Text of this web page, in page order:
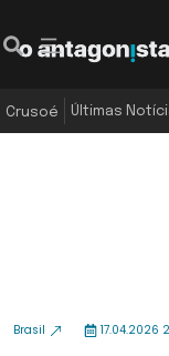
Crusoé Últimas
Brasil 17.04.2026